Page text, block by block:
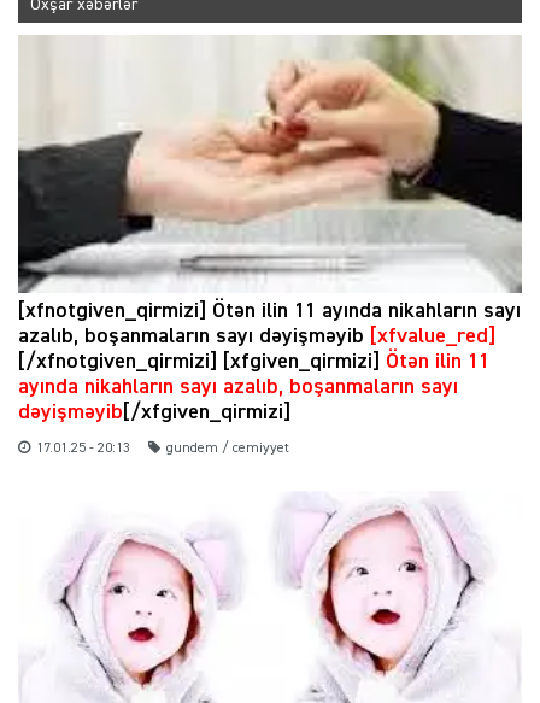
Oxşar xəbərlər
[xfnotgiven_qirmizi] Ötən ilin 11 ayında nikahların sayı
azalıb, boşanmaların sayı dəyişməyib
[xfvalue_red]
[/xfnotgiven_qirmizi] [xfgiven_qirmizi] Ötən ilin 11
ayında nikahların sayı azalıb, boşanmaların sayı
dəyişməyib [/xfgiven_qirmizi]
17.01.25 - 20:13 gundem / cemiyyet